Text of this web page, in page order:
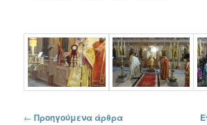
Πλοήγηση στα άρθρα
← Προηγούμενα άρθρα